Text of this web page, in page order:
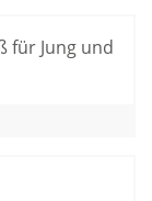
für Jung und